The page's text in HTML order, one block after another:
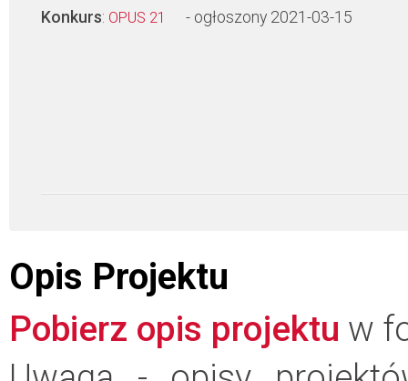
Konkurs: OPUS 21 - ogłoszony 2021-03-15
Opis Projektu
Pobierz opis projektu w